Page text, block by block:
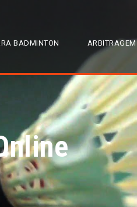
BADMINTON ARBITRAGEM